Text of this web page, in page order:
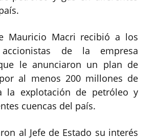
Mauricio Macri recibió a los
accionistas de la empresa
le anunciaron un plan de
al menos 200 millones de
la explotación de petróleo y
cuencas del país.
al Jefe de Estado su interés